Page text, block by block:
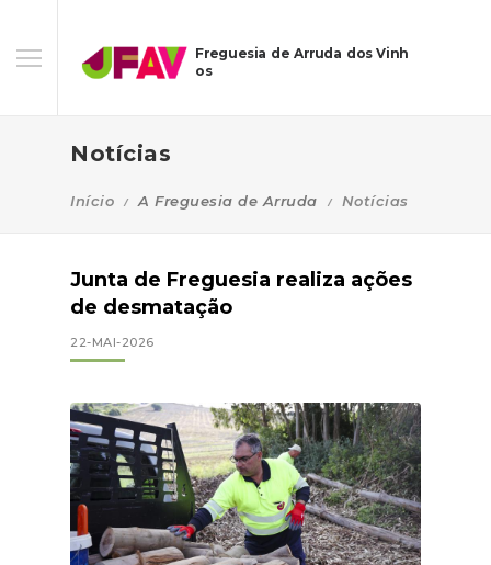
Freguesia de Arruda dos Vinh
os
Notícias
Início A Freguesia de Arruda Notícias
Junta de Freguesia realiza ações
de desmatação
22-MAI-2026